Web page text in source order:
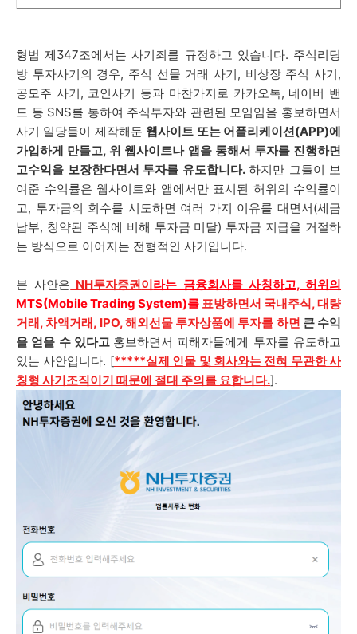
형법 제347조에서는 사기죄를 규정하고 있습니다. 주식리딩
방 투자사기의 경우, 주식 선물 거래 사기, 비상장 주식 사기,
공모주 사기, 코인사기 등과 마찬가지로 카카오톡, 네이버 밴
드 등 SNS를 통하여 주식투자와 관련된 모임임을 홍보하면서
사기 일당들이 제작해둔 웹사이트 또는 어플리케이션(APP)에
가입하게 만들고, 위 웹사이트나 앱을 통해서 투자를 진행하면
고수익을 보장한다면서 투자를 유도합니다. 하지만 그들이 보
여준 수익률은 웹사이트와 앱에서만 표시된 허위의 수익률이
고, 투자금의 회수를 시도하면 여러 가지 이유를 대면서(세금
납부, 청약된 주식에 비해 투자금 미달) 투자금 지급을 거절하
는 방식으로 이어지는 전형적인 사기입니다.
본 사안은 NH투자증권이라는 금융회사를 사칭하고, 허위의
MTS(Mobile Trading System)를 표방하면서 국내주식, 대량
거래, 차액거래, IPO, 해외선물 투자상품에 투자를 하면 큰 수익
을 얻을 수 있다고 홍보하면서 피해자들에게 투자를 유도하고
있는 사안입니다. [*****실제 인물 및 회사와는 전혀 무관한 사
칭형 사기조직이기 때문에 절대 주의를 요합니다.].